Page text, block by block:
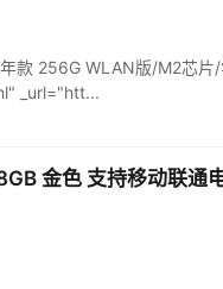
款 256G WLAN版/M2芯
_url="htt...
金色 支持移动联通